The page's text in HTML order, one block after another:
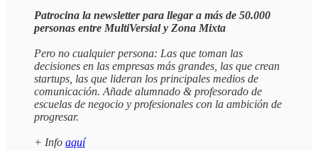
Patrocina la newsletter para llegar a más de 50.000
personas entre MultiVersial y Zona Mixta
Pero no cualquier persona: Las que toman las
decisiones en las empresas más grandes, las que crean
startups, las que lideran los principales medios de
comunicación. Añade alumnado & profesorado de
escuelas de negocio y profesionales con la ambición de
progresar.
+ Info aquí